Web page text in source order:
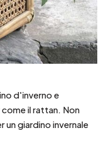
d'inverno e
il rattan. Non
un giardino invernale